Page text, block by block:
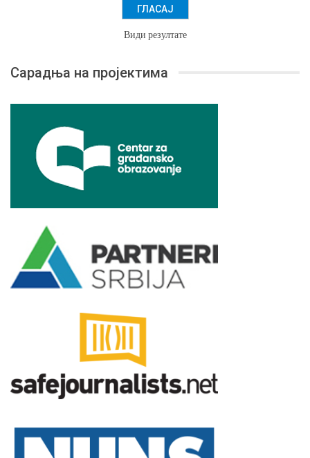
Види резултате
Сарадња на пројектима